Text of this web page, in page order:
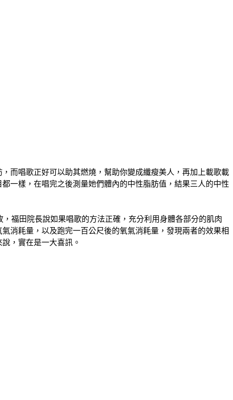
而唱歌正好可以助其燃燒，幫助你變成纖瘦美人，再加上載歌載
一樣，在唱完之後測量她們體內的中性脂肪值，結果三人的中性
，福田院長說如果唱歌的方法正確，充分利用身體各部分的肌肉
消耗量，以及跑完一百公尺後的氧氣消耗量，發現兩者的效果相
，實在是一大喜訊。